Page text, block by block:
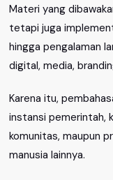
Materi yang
tetapi juga
hingga pengalaman
digital, media,
Karena itu,
instansi pemerintah,
komunitas, maupun
manusia lainnya.